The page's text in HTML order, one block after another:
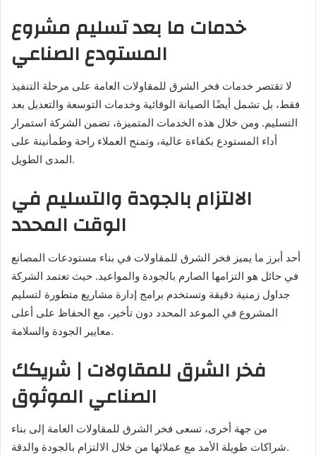
خدمات ما بعد تسليم مشروع
المستودع الصناعي
لا تقتصر خدمات فخر الشرق للمقاولات العامة على مرحلة التنفيذ
فقط، بل تشمل أيضًا الصيانة الوقائية وخدمات التوسعة والتعديل بعد
التسليم. ومن خلال هذه الخدمات المتميزة، تضمن الشركة استمرار
أداء المستودع بكفاءة عالية، وتمنح العملاء راحة وطمأنينة على
المدى الطويل.
الالتزام بالجودة والتسليم في
الوقت المحدد
أحد أبرز ما يميز فخر الشرق للمقاولات في بناء مستودعات المصانع
في حائل هو التزامها الصارم بالجودة والمواعيد. حيث تعتمد الشركة
جداول زمنية دقيقة وتستخدم برامج إدارة مشاريع متطورة لتسليم
المشروع في الموعد المحدد دون تأخير، مع الحفاظ على أعلى
معايير الجودة والسلامة.
فخر الشرق للمقاولات | شريكك
الصناعي الموثوق
من جهة أخرى، تسعى فخر الشرق للمقاولات العامة إلى بناء
شراكات طويلة الأمد مع عملائها من خلال الالتزام بالجودة والدقة.